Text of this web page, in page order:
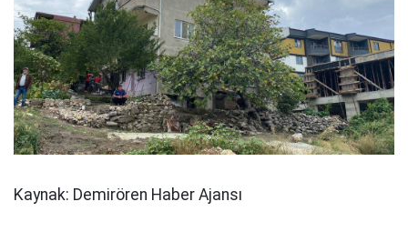
Kaynak: Demirören Haber Ajansı